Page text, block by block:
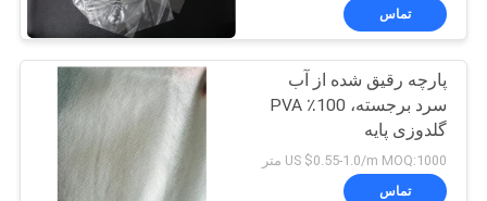
PRIVACY
POLICY
تماس
پارچه رقیق شده از آب
سرد برجسته، 100٪ PVA
گلدوزی پایه
US $0.55-1.0/m MOQ:1000 متر
تماس